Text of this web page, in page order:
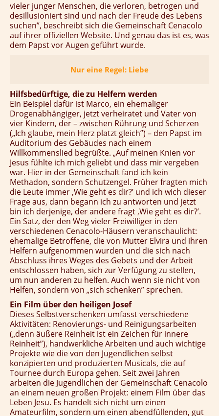
vieler junger Menschen, die verloren, betrogen und
desillusioniert sind und nach der Freude des Lebens
suchen”, beschreibt sich die Gemeinschaft Cenacolo
auf ihrer offiziellen Website. Und genau das ist es, was
dem Papst vor Augen geführt wurde.
Nur eine Regel: Liebe
Hilfsbedürftige, die zu Helfern werden
Ein Beispiel dafür ist Marco, ein ehemaliger
Drogenabhängiger, jetzt verheiratet und Vater von
vier Kindern, der – zwischen Rührung und Scherzen
(„Ich glaube, mein Herz platzt gleich”) – den Papst im
Auditorium des Gebäudes nach einem
Willkommenslied begrüßte. „Auf meinen Knien vor
Jesus fühlte ich mich geliebt und dass mir vergeben
war. Hier in der Gemeinschaft fand ich kein
Methadon, sondern Schutzengel. Früher fragten mich
die Leute immer ‚Wie geht es dir?’ und ich wich dieser
Frage aus, dann begann ich zu antworten und jetzt
bin ich derjenige, der andere fragt ‚Wie geht es dir?’.
Ein Satz, der den Weg vieler Freiwilliger in den
verschiedenen Cenacolo-Häusern veranschaulicht:
ehemalige Betroffene, die von Mutter Elvira und ihren
Helfern aufgenommen wurden und die sich nach
Abschluss ihres Weges des Gebets und der Arbeit
entschlossen haben, sich zur Verfügung zu stellen,
um nun anderen zu helfen. Auch wenn sie nicht von
Helfen, sondern von „sich schenken” sprechen.
Ein Film über den heiligen Josef
Dieses Selbstverschenken umfasst verschiedene
Aktivitäten: Renovierungs- und Reinigungsarbeiten
(„denn äußere Reinheit ist ein Zeichen für innere
Reinheit”), handwerkliche Arbeiten und auch wichtige
Projekte wie die von den Jugendlichen selbst
konzipierten und produzierten Musicals, die auf
Tournee durch Europa gehen. Seit zwei Jahren
arbeiten die Jugendlichen der Gemeinschaft Cenacolo
an einem neuen großen Projekt: einem Film über das
Leben Jesu. Es handelt sich nicht um einen
Amateurfilm, sondern um einen abendfüllenden, gut